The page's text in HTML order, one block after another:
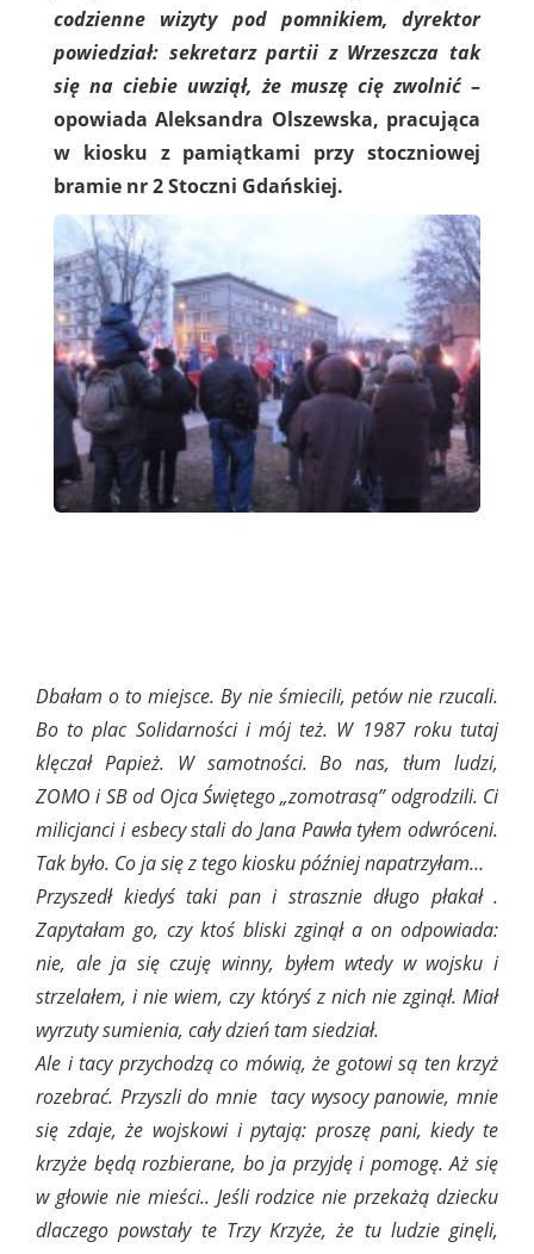
codzienne wizyty pod pomnikiem, dyrektor
powiedział: sekretarz partii z Wrzeszcza tak
się na ciebie uwziął, że muszę cię zwolnić–
opowiada Aleksandra Olszewska, pracująca
w kiosku z pamiątkami przy stoczniowej
bramie nr 2 Stoczni Gdańskiej.
Dbałam o to miejsce. By nie śmiecili, petów nie rzucali.
Bo to plac Solidarności i mój też. W 1987 roku tutaj
klęczał Papież. W samotności. Bo nas, tłum ludzi,
ZOMO i SB od Ojca Świętego „zomotrasą” odgrodzili. Ci
milicjanci i esbecy stali do Jana Pawła tyłem odwróceni.
Tak było. Co ja się z tego kiosku później napatrzyłam…
Przyszedł kiedyś taki pan i strasznie długo płakał .
Zapytałam go, czy ktoś bliski zginął a on odpowiada:
nie, ale ja się czuję winny, byłem wtedy w wojsku i
strzelałem, i nie wiem, czy któryś z nich nie zginął. Miał
wyrzuty sumienia, cały dzień tam siedział.
Ale i tacy przychodzą co mówią, że gotowi są ten krzyż
rozebrać. Przyszli do mnie tacy wysocy panowie, mnie
się zdaje, że wojskowi i pytają: proszę pani, kiedy te
krzyże będą rozbierane, bo ja przyjdę i pomogę. Aż się
w głowie nie mieści.. Jeśli rodzice nie przekażą dziecku
dlaczego powstały te Trzy Krzyże, że tu ludzie ginęli,